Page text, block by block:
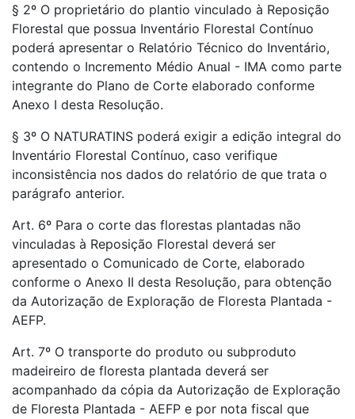
§ 2º O proprietário do plantio vinculado à Reposição
Florestal que possua Inventário Florestal Contínuo
poderá apresentar o Relatório Técnico do Inventário,
contendo o Incremento Médio Anual - IMA como parte
integrante do Plano de Corte elaborado conforme
Anexo I desta Resolução.
§ 3º O NATURATINS poderá exigir a edição integral do
Inventário Florestal Contínuo, caso verifique
inconsistência nos dados do relatório de que trata o
parágrafo anterior.
Art. 6º Para o corte das florestas plantadas não
vinculadas à Reposição Florestal deverá ser
apresentado o Comunicado de Corte, elaborado
conforme o Anexo II desta Resolução, para obtenção
da Autorização de Exploração de Floresta Plantada -
AEFP.
Art. 7º O transporte do produto ou subproduto
madeireiro de floresta plantada deverá ser
acompanhado da cópia da Autorização de Exploração
de Floresta Plantada - AEFP e por nota fiscal que